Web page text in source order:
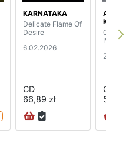
KARNATAKA
Delicate Flame Of
Desire
6.02.2026
CD
66,89 zł
ANDRZEJ
07 zgłoś
IV.
CD
50,89 zł